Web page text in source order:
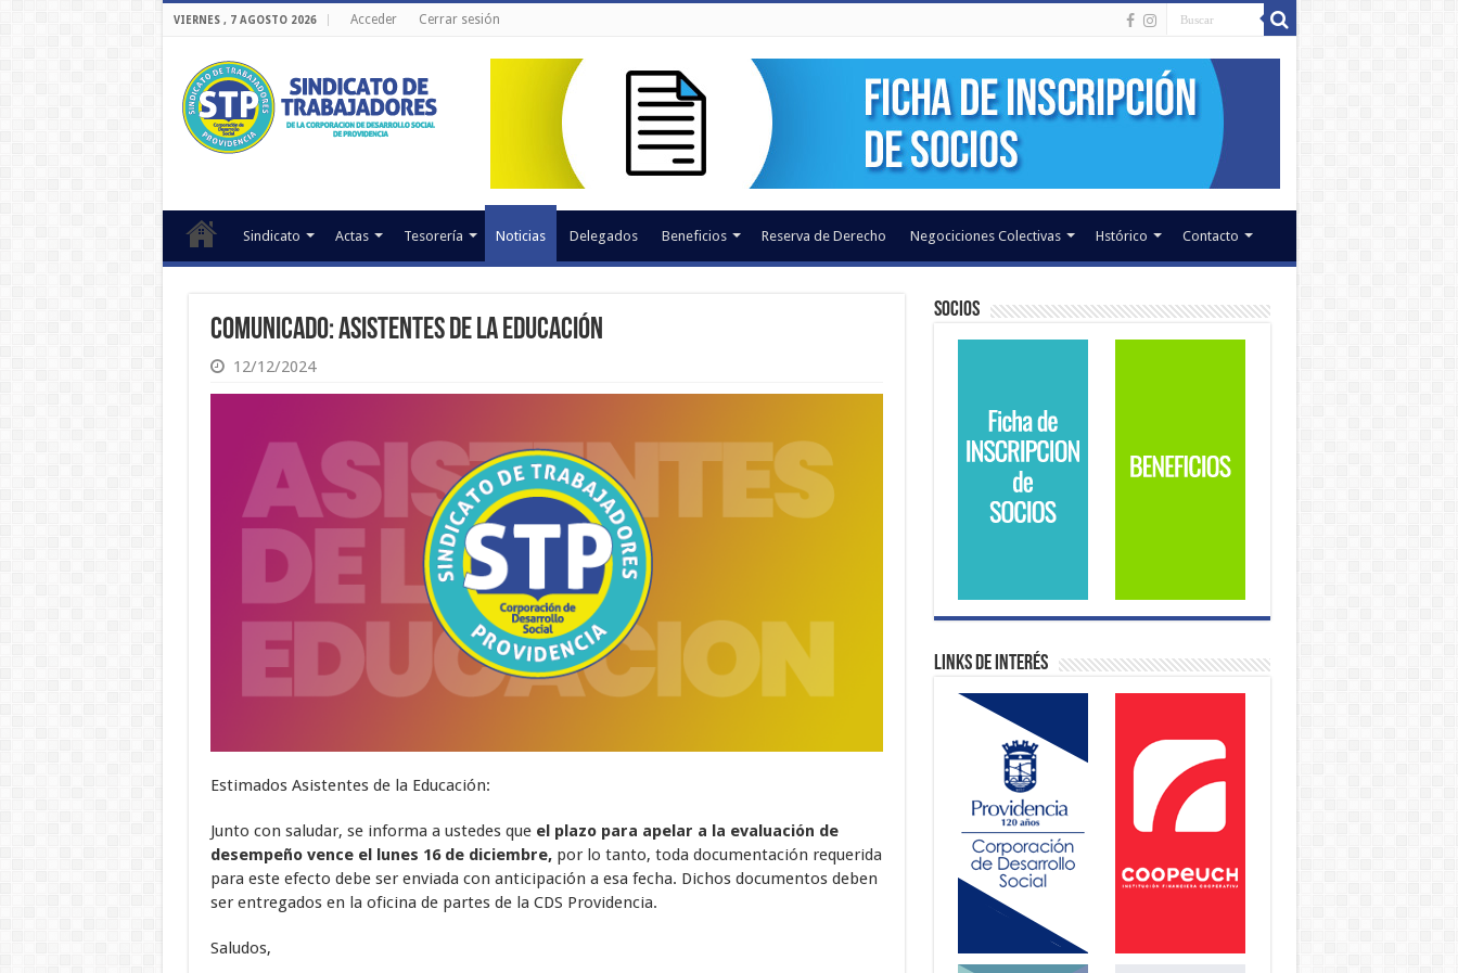
VIERNES , 7 AGOSTO 2026 Acceder Cerrar sesión
Sindicato Actas Tesorería Noticias Delegados Beneficios Reserva de Derecho Negociciones Colectivas Hstórico Contacto
Comunicado: Asistentes de la Educación
12/12/2024
Estimados Asistentes de la Educación:
Junto con saludar, se informa a ustedes que el plazo para apelar a la evaluación de
desempeño vence el lunes 16 de diciembre,por lo tanto, toda documentación requerida
para este efecto debe ser enviada con anticipación a esa fecha. Dichos documentos deben
ser entregados en la oficina de partes de la CDS Providencia.
Saludos,
Socios
Links de Interés